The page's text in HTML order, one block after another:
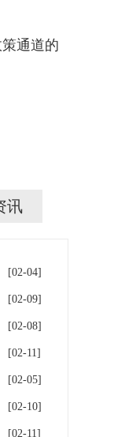
通道的
讯
[02-04]
[02-09]
[02-08]
[02-11]
[02-05]
[02-10]
[02-11]